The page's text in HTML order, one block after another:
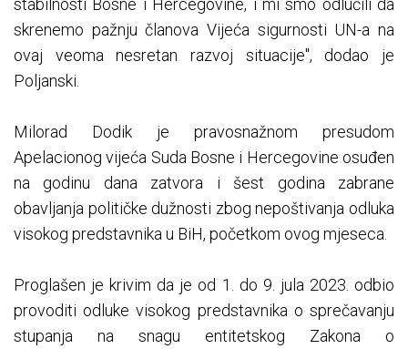
stabilnosti Bosne i Hercegovine, i mi smo odlučili da
skrenemo pažnju članova Vijeća sigurnosti UN-a na
ovaj veoma nesretan razvoj situacije", dodao je
Poljanski.
Milorad Dodik je pravosnažnom presudom
Apelacionog vijeća Suda Bosne i Hercegovine osuđen
na godinu dana zatvora i šest godina zabrane
obavljanja političke dužnosti zbog nepoštivanja odluka
visokog predstavnika u BiH, početkom ovog mjeseca.
Proglašen je krivim da je od 1. do 9. jula 2023. odbio
provoditi odluke visokog predstavnika o sprečavanju
stupanja na snagu entitetskog Zakona o